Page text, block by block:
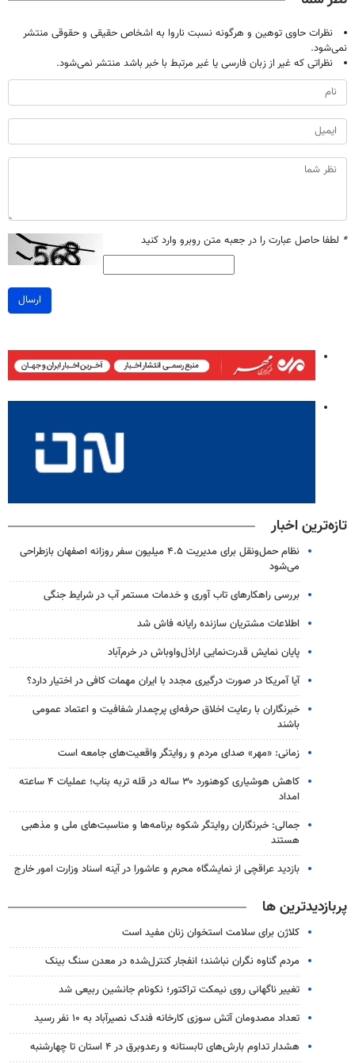
نظرات حاوی توهین و هرگونه نسبت ناروا به اشخاص حقیقی و حقوقی منتشر
نمی‌شود.
نظراتی که غیر از زبان فارسی یا غیر مرتبط با خبر باشد منتشر نمی‌شود.
* لطفا حاصل عبارت را در جعبه متن روبرو وارد کنید
ارسال
تازه‌ترین اخبار
نظام حمل‌ونقل برای مدیریت ۴.۵ میلیون سفر روزانه اصفهان بازطراحی
می‌شود
بررسی راهکارهای تاب آوری و خدمات مستمر آب در شرایط جنگی
اطلاعات مشتریان سازنده رایانه فاش شد
پایان نمایش قدرت‌نمایی اراذل‌واوباش در خرم‌آباد
آیا آمریکا در صورت درگیری مجدد با ایران مهمات کافی در اختیار دارد؟
خبرنگاران با رعایت اخلاق حرفه‌ای پرچمدار شفافیت و اعتماد عمومی
باشند
زمانی: «مهر» صدای مردم و روایتگر واقعیت‌های جامعه است
کاهش هوشیاری کوهنورد ۳۰ ساله در قله تربه بناب؛ عملیات ۴ ساعته
امداد
جمالی: خبرنگاران روایتگر شکوه برنامه‌ها و مناسبت‌های ملی و مذهبی
هستند
بازدید عراقچی از نمایشگاه محرم و عاشورا در آینه اسناد وزارت امور خارج
پربازدیدترین ها
کلاژن برای سلامت استخوان زنان مفید است
مردم گناوه نگران نباشند؛ انفجار کنترل‌شده در معدن سنگ بینک
تغییر ناگهانی روی نیمکت تراکتور؛ نکونام جانشین ربیعی شد
تعداد مصدومان آتش سوزی کارخانه فندک نصیرآباد به ۱۰ نفر رسید
هشدار تداوم بارش‌های تابستانه و رعدوبرق در ۴ استان تا چهارشنبه